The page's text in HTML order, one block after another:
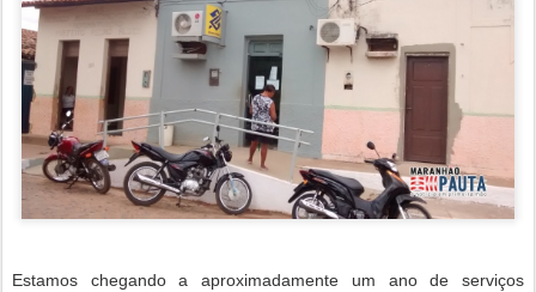
Estamos chegando a aproximadamente um ano de serviços